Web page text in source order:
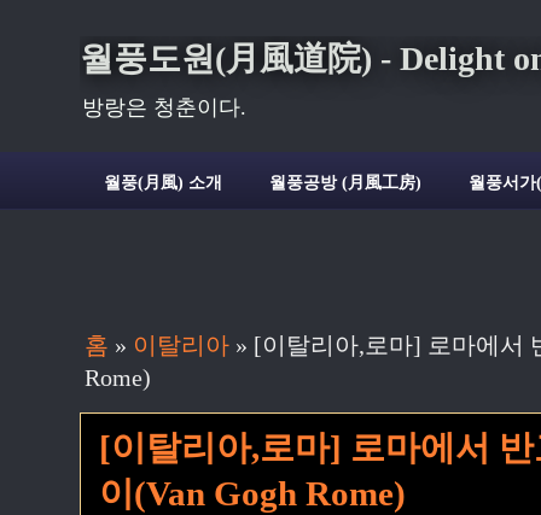
월풍도원(月風道院) - Delight
방랑은 청춘이다.
월풍(月風) 소개 월풍공방 (月風工房) 월풍서
홈 » 이탈리아 » [이탈리아,로마] 로마에서
Rome)
[이탈리아,로마] 로마에서
이(Van Gogh Rome)